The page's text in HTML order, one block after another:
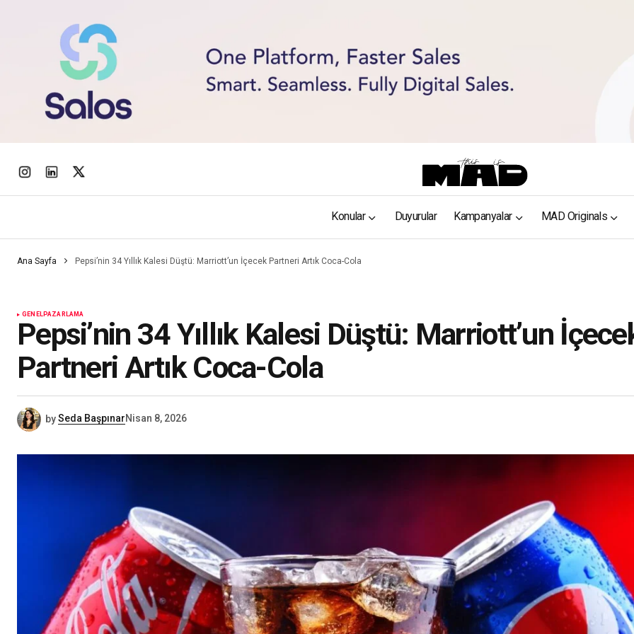
Konular Duyurular Kampanyalar MAD Originals
Ana Sayfa Pepsi’nin 34 Yıllık Kalesi Düştü: Marriott’un İçecek Partneri Artık Coca-Cola
GENEL PAZARLAMA
Pepsi’nin 34 Yıllık Kalesi Düştü: Marriott’un
Partneri Artık Coca-Cola
bySeda BaşpınarNisan 8, 2026